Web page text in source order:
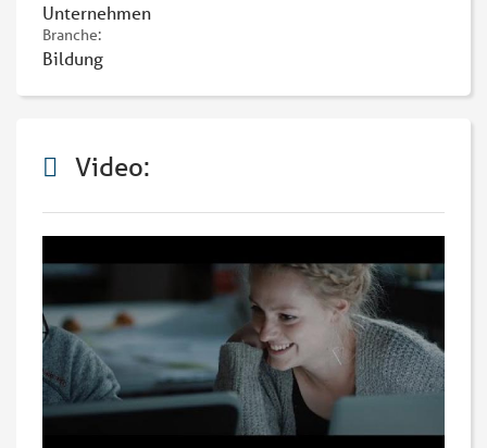
Unternehmen
Branche:
Bildung
Video: